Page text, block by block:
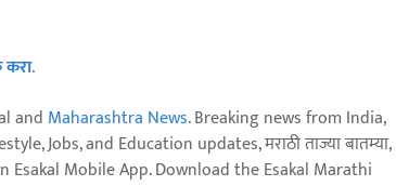
.
and Maharashtra News. Breaking news from India,
Jobs, and Education updates, मराठी ताज्या बातम्या,
on Esakal Mobile App. Download the Esakal Marathi